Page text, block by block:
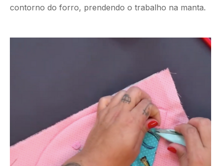
contorno do forro, prendendo o trabalho na manta.